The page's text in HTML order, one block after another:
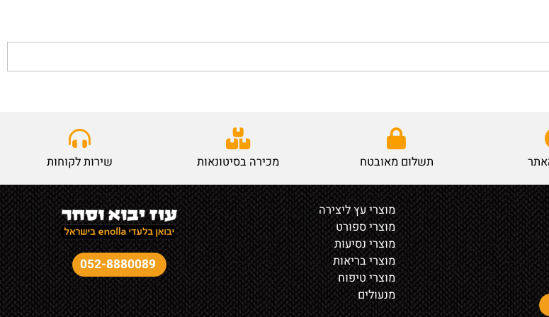
תשלום מאובטח מכירה בסיטונאות שירות לקוחות
מוצרי עץ ליצירה
מוצרי ספורט
מוצרי נסיעות
מוצרי בריאות
052-8880089